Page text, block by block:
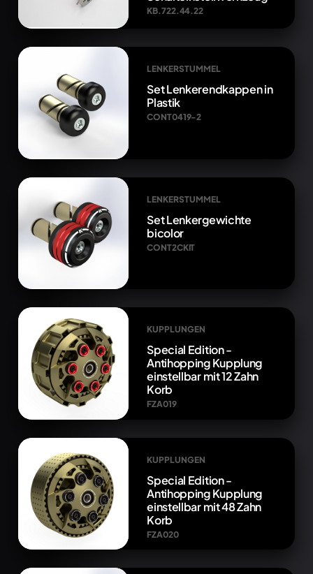
KB.722.44.22
LENKERSTUMMEL
Set Lenkerendkappen in
Plastik
CONT0419-2
LENKERSTUMMEL
Set Lenkergewichte
bicolor
CONT2CKIT
KUPPLUNGEN
Special Edition -
Antihopping Kupplung
einstellbar mit 12 Zahn
Korb
FZA019
KUPPLUNGEN
Special Edition -
Antihopping Kupplung
einstellbar mit 48 Zahn
Korb
FZA020